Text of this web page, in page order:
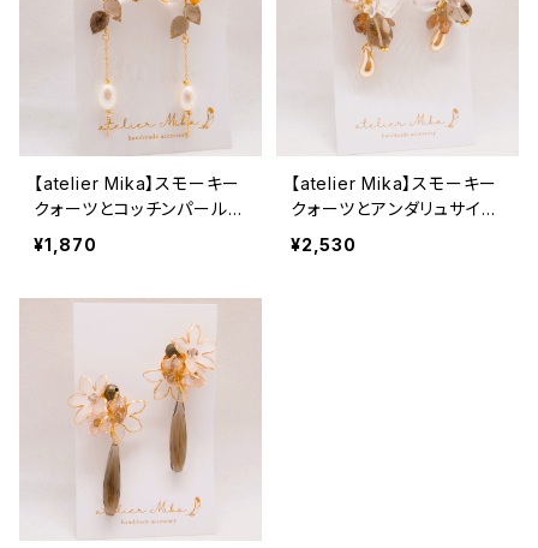
【atelier Mika】スモーキー
クォーツとコッチンパールの
ロングピアス
¥1,870
【atelier Mika】スモーキー
クォーツとアンダリュサイト
のラフタンブルピアス
¥2,530